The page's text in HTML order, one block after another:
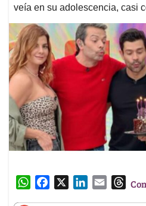
veía en su adolescencia, casi
W
T